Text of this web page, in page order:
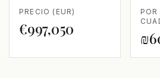
PRECIO (EUR)
€997,050